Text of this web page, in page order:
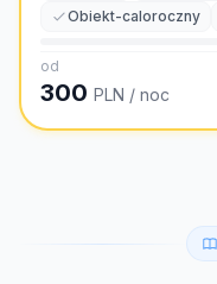
Obiekt-caloroczny
od
300 PLN / noc